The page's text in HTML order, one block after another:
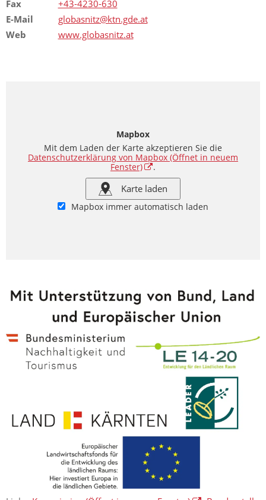
Fax
+43-4230-630
E-Mail
globasnitz@ktn.gde.at
Web
www.globasnitz.at
Mapbox
Mit dem Laden der Karte akzeptieren Sie die
Datenschutzerklärung von Mapbox (Öffnet in neuem
Fenster)
.
Karte laden
Mapbox immer automatisch laden